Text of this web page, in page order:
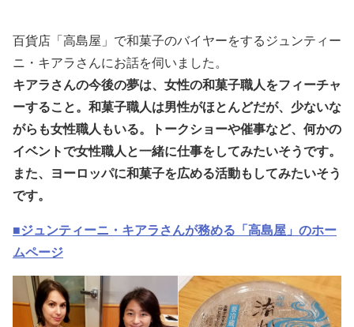
百貨店「高島屋」で和菓子のバイヤーをするジュンティー
ニ・キアラさんにお話を伺いました。
キアラさんの今後の夢は、女性の和菓子職人をフィーチャ
ーすること。和菓子職人は男性がほとんどだが、少ないな
がらも女性職人もいる。トークショーや催事など、何かの
イベントで女性職人と一緒に仕事をしてみたいそうです。
また、ヨーロッパに和菓子を広める活動もしてみたいそう
です。
■ジュンティーニ・キアラさんが務める「高島屋」のホー
ムページ